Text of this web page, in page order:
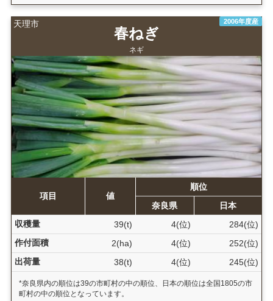
天理市 2006年度産
春ねぎ
ネギ
項目 値
順位
奈良県
日本
収穫量
39(t) 4(位)
284(位)
作付面積
2(ha) 4(位)
252(位)
出荷量
38(t) 4(位) 245(位)
*奈良県内の順位は39の市町村の中の順位、日本の順位は全国1805の市
町村の中の順位となっています。